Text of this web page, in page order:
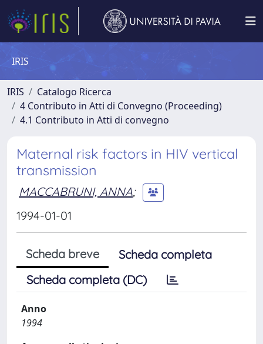
IRIS
IRIS
Catalogo Ricerca
4 Contributo in Atti di Convegno (Proceeding)
4.1 Contributo in Atti di convegno
Maternal risk factors in HIV vertical
transmission
MACCABRUNI, ANNA;
1994-01-01
Scheda breve
Scheda completa
Scheda completa (DC)
Anno
1994